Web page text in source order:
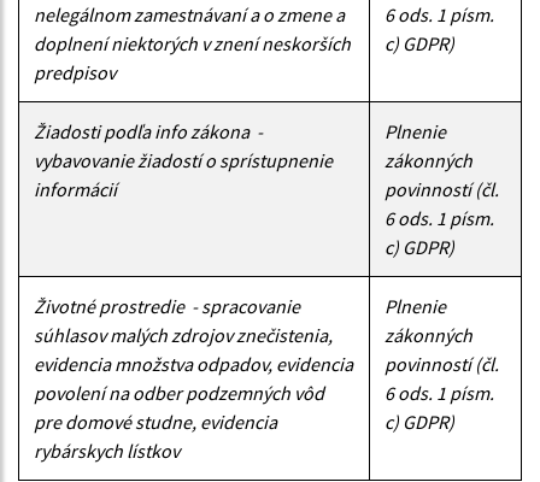
nelegálnom zamestnávaní a o zmene a
doplnení niektorých v znení neskorších
predpisov
6 ods. 1 písm.
c) GDPR)
Žiadosti podľa info zákona -
vybavovanie žiadostí o sprístupnenie
informácií
Plnenie
zákonných
povinností (čl.
6 ods. 1 písm.
c) GDPR)
Životné prostredie - spracovanie
súhlasov malých zdrojov znečistenia,
evidencia množstva odpadov, evidencia
povolení na odber podzemných vôd
pre domové studne, evidencia
rybárskych lístkov
Plnenie
zákonných
povinností (čl.
6 ods. 1 písm.
c) GDPR)